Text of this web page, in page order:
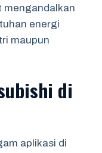
mengandalkan
energi
maupun
di
aplikasi di